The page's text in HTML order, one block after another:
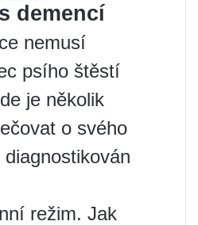
demencí
nemusí
psího štěstí
je několik
o svého
režim. Jak